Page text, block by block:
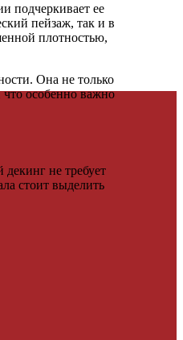
подчеркивает ее
пейзаж, так и в
плотностью,
Она не только
особенно важно
не требует
стоит выделить